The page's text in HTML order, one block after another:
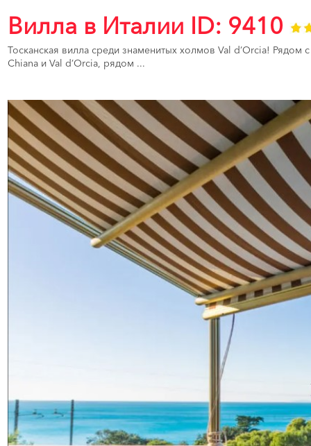
Вилла в Италии ID: 9410
Тосканская вилла среди знаменитых холмов Val d’Orcia!
Chiana и Val d’Orcia, рядом ...